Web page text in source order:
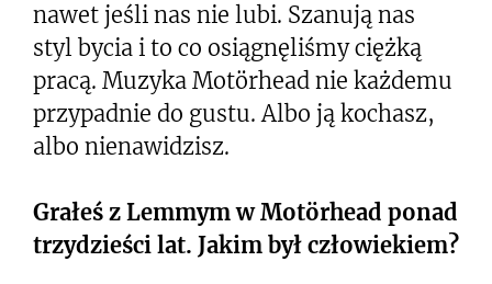
nawet jeśli nas nie lubi. Szanują nas
styl bycia i to co osiągnęliśmy ciężką
pracą. Muzyka Motörhead nie każdemu
przypadnie do gustu. Albo ją kochasz,
albo nienawidzisz.
Grałeś z Lemmym wMotörhead ponad
trzydzieści lat. Jakim był człowiekiem?